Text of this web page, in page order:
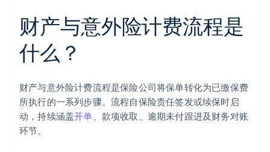
财产与意外险计费流程是
什么？
财产与意外险计费流程是保险公司将保单转化为已缴保费
所执行的一系列步骤。流程自保险责任签发或续保时启
动，持续涵盖开单、款项收取、逾期未付跟进及财务对账
环节。